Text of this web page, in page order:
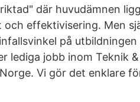
där huvudämnen
effektivisering. Men
på
lediga jobb inom Teknik
Vi gör det enklare